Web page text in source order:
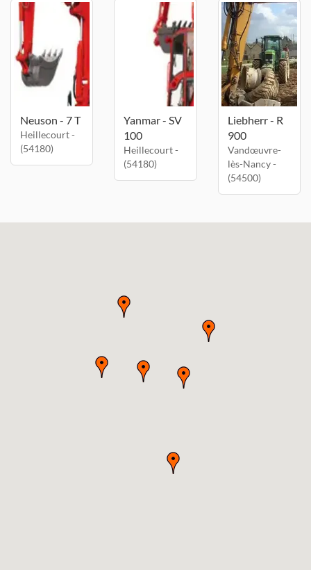
Neuson - 7 T
Heillecourt -
(54180)
Yanmar - SV
100
Heillecourt -
(54180)
Liebherr - R
900
Vandœuvre-
lès-Nancy -
(54500)